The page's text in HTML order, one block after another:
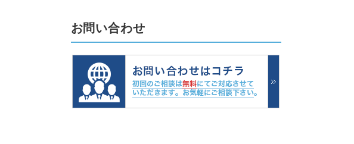
お問い合わせ